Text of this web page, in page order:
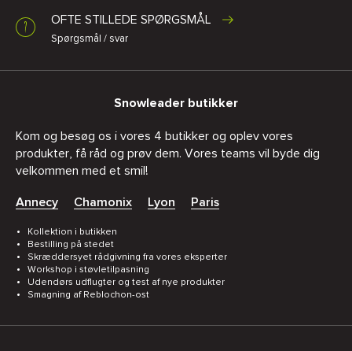
OFTE STILLEDE SPØRGSMÅL
Spørgsmål / svar
Snowleader butikker
Kom og besøg os i vores 4 butikker og oplev vores
produkter, få råd og prøv dem. Vores teams vil byde dig
velkommen med et smil!
Annecy Chamonix Lyon Paris
Kollektion i butikken
Bestilling på stedet
Skræddersyet rådgivning fra vores eksperter
Workshop i støvletilpasning
Udendørs udflugter og test af nye produkter
Smagning af Reblochon-ost